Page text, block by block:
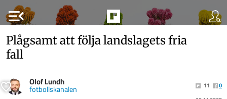
menu_open
Plågsamt att följa landslagets fria
fall
Olof Lundh
fotbollskanalen 11
0